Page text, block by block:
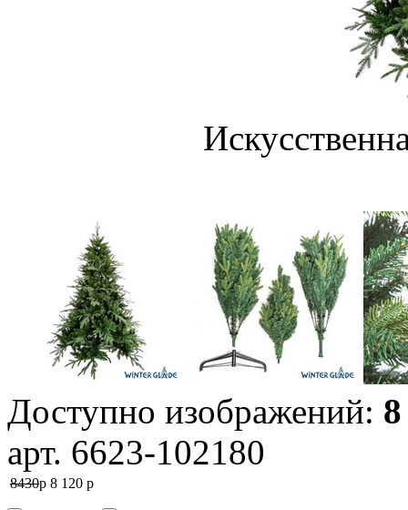
Доступно изображений: 8
арт. 6623-102180
8430p 8 120 p